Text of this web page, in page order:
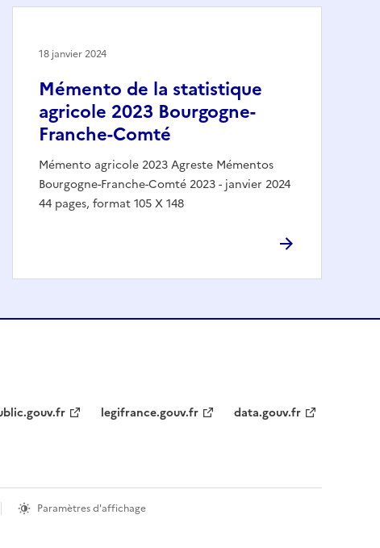
Mémento de la statistique
agricole 2023 Bourgogne-
Franche-Comté
Mémento agricole 2023 Agreste Mémentos
Bourgogne-Franche-Comté 2023 - janvier 2024
44 pages, format 105 X 148
18 janvier 2024
legifrance.gouv.fr data.gouv.fr
Paramètres d'affichage